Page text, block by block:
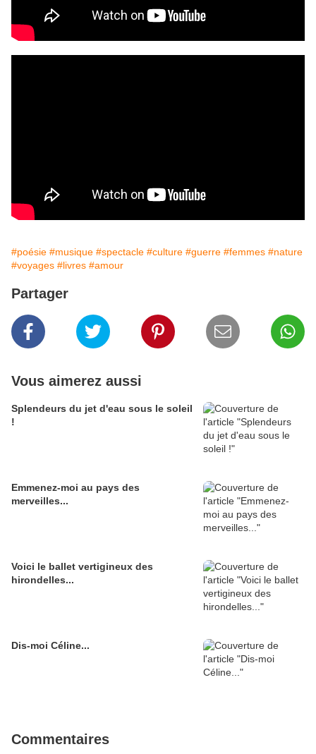
#poésie #musique #spectacle #culture #guerre #femmes #nature
#voyages #livres #amour
Partager
Vous aimerez aussi
Splendeurs du jet d'eau sous le soleil
!
Emmenez-moi au pays des
merveilles...
Voici le ballet vertigineux des
hirondelles...
Dis-moi Céline...
Commentaires